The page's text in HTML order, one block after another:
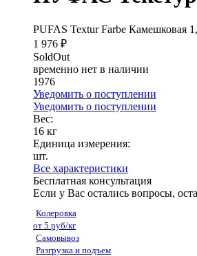
PUFAS Textur Farbe Камешковая
1 976 ₽
SoldOut
временно нет в наличии
1976
Уведомить о поступлении
Уведомить о поступлении
Вес:
16 кг
Единица измерения:
шт.
Все характеристики
Бесплатная консультация
Если у Вас остались вопросы,
Колеровка
от 5 руб/кг
Самовывоз
Разгрузка и подъем